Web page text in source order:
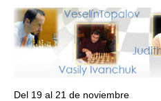
Del 19 al 21 de noviembre